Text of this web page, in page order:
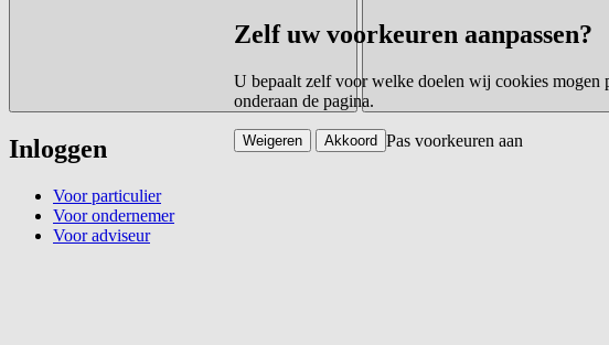
Inloggen
Voor particulier
Voor ondernemer
Voor adviseur
Zelf uw voorkeuren aanpassen?
U bepaalt zelf voor welke doelen wij cookies
onderaan de pagina.
Pas voorkeuren aan
Weigeren Akkoord